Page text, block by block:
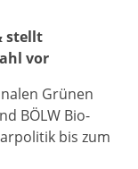
stellt
vor
Grünen
BÖLW Bio-
bis zum